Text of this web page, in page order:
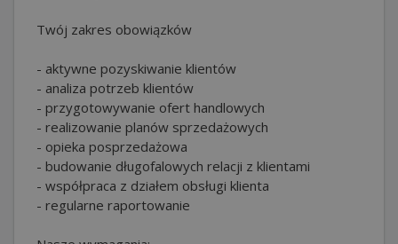
Twój zakres obowiązków
- aktywne pozyskiwanie klientów
- analiza potrzeb klientów
- przygotowywanie ofert handlowych
- realizowanie planów sprzedażowych
- opieka posprzedażowa
- budowanie długofalowych relacji z klientami
- współpraca z działem obsługi klienta
- regularne raportowanie